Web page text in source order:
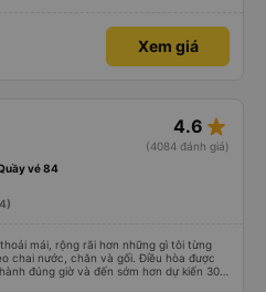
Xem giá
4.6 star_rate
(4084 đánh giá)
vé 84
mái, rộng rãi hơn những gì tôi từng
chai nước, chăn và gối. Điều hòa được
đúng giờ và đến sớm hơn dự kiến 30
xế khác ở Việt Nam! Không quá nhiều